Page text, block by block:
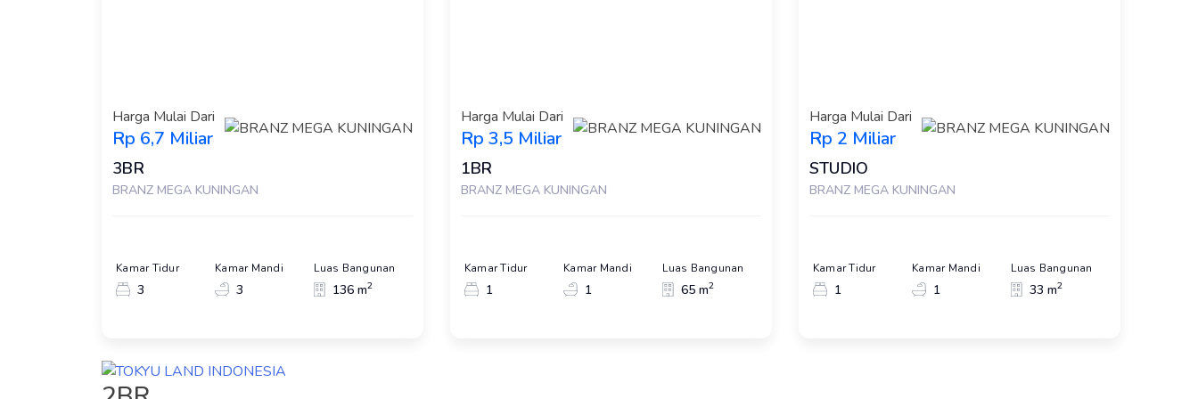
Harga Mulai Dari
Rp 6,7 Miliar
3BR
BRANZ MEGA KUNINGAN
Kamar Tidur
3
Kamar Mandi
3
Luas Bangunan
136 m2
Harga Mulai Dari
Rp 3,5 Miliar
1BR
BRANZ MEGA KUNINGAN
Kamar Tidur
1
Kamar Mandi
1
Luas Bangunan
65 m2
Harga Mulai Dari
Rp 2 Miliar
STUDIO
BRANZ MEGA KUNINGAN
Kamar Tidur
1
Kamar Mandi
1
Luas Bangunan
33 m2